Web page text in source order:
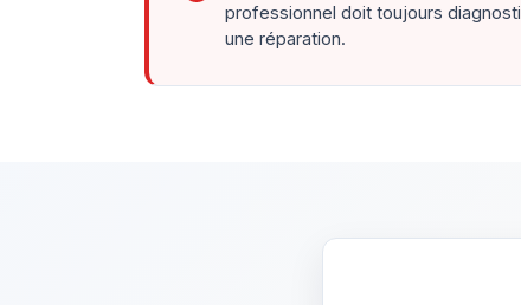
professionnel doit toujours
une réparation.